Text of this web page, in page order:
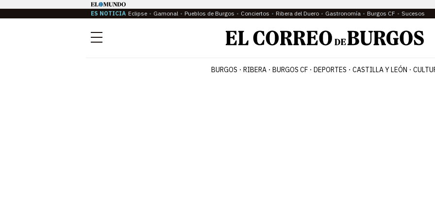
ES NOTICIA Eclipse Gamonal Pueblos de Burgos Conciertos Ribera del Duero Gastronomía Burgos CF Sucesos
Menú
BURGOS RIBERA BURGOS CF DEPORTES CASTILLA Y LEÓN